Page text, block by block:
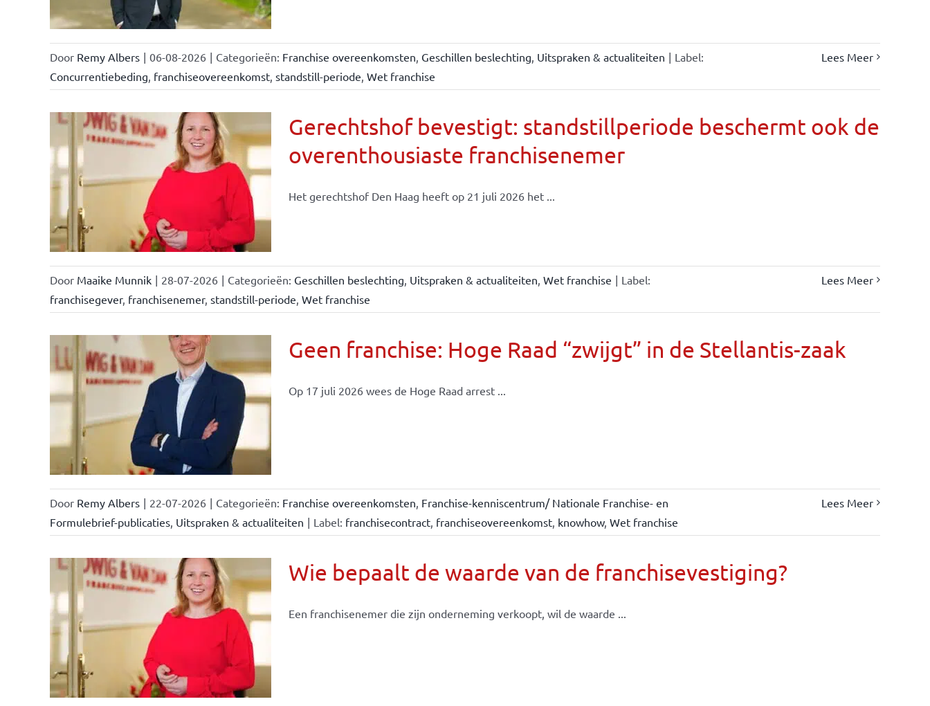
Door Remy Albers | 06-08-2026 | Categorieën: Franchise overeenkomsten, Geschillen beslechting, Uitspraken & actualiteiten | Label:
Concurrentiebeding, franchiseovereenkomst, standstill-periode, Wet franchise
Lees Meer
Gerechtshof bevestigt: standstillperiode beschermt ook de
overenthousiaste franchisenemer
Het gerechtshof Den Haag heeft op 21 juli 2026 het ...
Door Maaike Munnik | 28-07-2026 | Categorieën: Geschillen beslechting, Uitspraken & actualiteiten, Wet franchise | Label:
franchisegever, franchisenemer, standstill-periode, Wet franchise
Lees Meer
Geen franchise: Hoge Raad “zwijgt” in de Stellantis-zaak
Op 17 juli 2026 wees de Hoge Raad arrest ...
Door Remy Albers | 22-07-2026 | Categorieën: Franchise overeenkomsten, Franchise-kenniscentrum/ Nationale Franchise- en
Formulebrief-publicaties, Uitspraken & actualiteiten | Label: franchisecontract, franchiseovereenkomst, knowhow, Wet franchise
Lees Meer
Wie bepaalt de waarde van de franchisevestiging?
Een franchisenemer die zijn onderneming verkoopt, wil de waarde ...